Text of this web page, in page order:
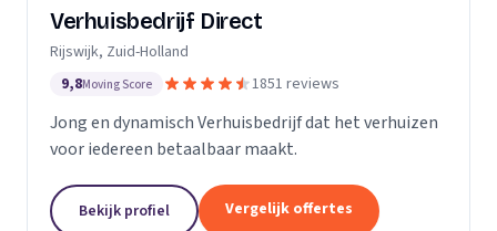
Verhuisbedrijf Direct
Rijswijk, Zuid-Holland
9,8Moving Score 1851 reviews
Jong en dynamisch Verhuisbedrijf dat het verhuizen
voor iedereen betaalbaar maakt.
Bekijk profiel Vergelijk offertes